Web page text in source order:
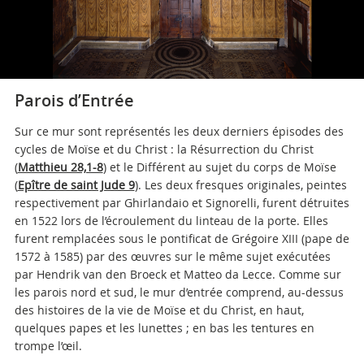
Parois d’Entrée
Sur ce mur sont représentés les deux derniers épisodes des
cycles de Moïse et du Christ : la Résurrection du Christ
(Matthieu 28,1-8) et le Différent au sujet du corps de Moïse
(Epître de saint Jude 9). Les deux fresques originales, peintes
respectivement par Ghirlandaio et Signorelli, furent détruites
en 1522 lors de l’écroulement du linteau de la porte. Elles
furent remplacées sous le pontificat de Grégoire XIII (pape de
1572 à 1585) par des œuvres sur le même sujet exécutées
par Hendrik van den Broeck et Matteo da Lecce. Comme sur
les parois nord et sud, le mur d’entrée comprend, au-dessus
des histoires de la vie de Moïse et du Christ, en haut,
quelques papes et les lunettes ; en bas les tentures en
trompe l’œil.